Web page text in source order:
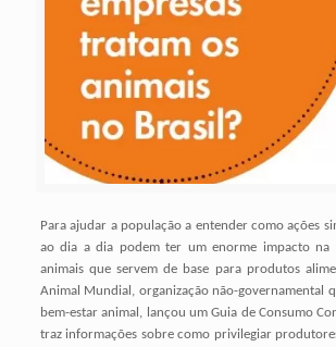
Para ajudar a população a entender como ações
ao dia a dia podem ter um enorme impacto na
animais que servem de base para produtos
Animal Mundial, organização não-governamental
bem-estar animal, lançou um Guia de Consumo
traz informações sobre como privilegiar